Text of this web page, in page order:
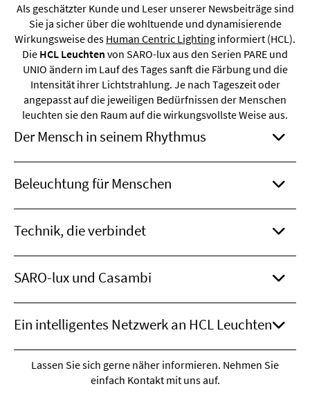
Als geschätzter Kunde und Leser unserer Newsbeiträge sind
Sie ja sicher über die wohltuende und dynamisierende
Wirkungsweise des Human Centric Lighting informiert (HCL).
Die HCL Leuchten von SARO-lux aus den Serien PARE und
UNIO ändern im Lauf des Tages sanft die Färbung und die
Intensität ihrer Lichtstrahlung. Je nach Tageszeit oder
angepasst auf die jeweiligen Bedürfnissen der Menschen
leuchten sie den Raum auf die wirkungsvollste Weise aus.
Der Mensch in seinem Rhythmus
Beleuchtung für Menschen
Technik, die verbindet
SARO-lux und Casambi
Ein intelligentes Netzwerk an HCL Leuchten
Lassen Sie sich gerne näher informieren. Nehmen Sie
einfach Kontakt mit uns auf.